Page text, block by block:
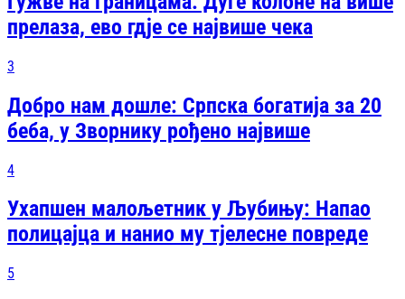
прелаза, ево гдје се највише чека
3
Добро нам дошле: Српска богатија за 20
беба, у Зворнику рођено највише
4
Ухапшен малољетник у Љубињу: Напао
полицајца и нанио му тјелесне повреде
5